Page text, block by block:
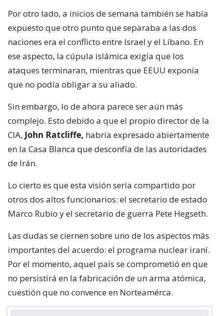
Por otro lado, a inicios de semana también se había
expuesto que otro punto que separaba a las dos
naciones era el conflicto entre Israel y el Líbano. En
ese aspecto, la cúpula islámica exigía que los
ataques terminaran, mientras que EEUU exponía
que no podía obligar a su aliado.
Sin embargo, lo de ahora parece ser aún más
complejo. Esto debido a que el propio director de la
CIA, John Ratcliffe, habría expresado abiertamente
en la Casa Blanca que desconfía de las autoridades
de Irán.
Lo cierto es que esta visión sería compartido por
otros dos altos funcionarios: el secretario de estado
Marco Rubio y el secretario de guerra Pete Hegseth.
Las dudas se ciernen sobre uno de los aspectos más
importantes del acuerdo: el programa nuclear iraní.
Por el momento, aquel país se comprometió en que
no persistirá en la fabricación de un arma atómica,
cuestión que no convence en Norteamérca.